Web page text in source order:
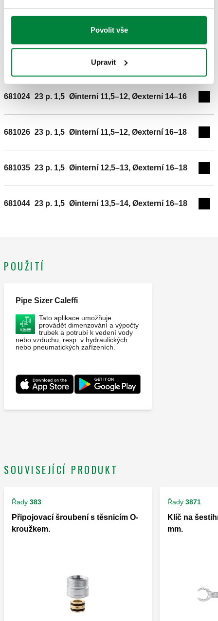
Povolit vše
Upravit
Øinterní 10,5–11, Øexterní 14–16
Øinterní 10,5–11, Øexterní 16–18
681024 23 p. 1,5 Øinterní 11,5–12, Øexterní 14–16
681026 23 p. 1,5 Øinterní 11,5–12, Øexterní 16–18
681035 23 p. 1,5 Øinterní 12,5–13, Øexterní 16–18
681044 23 p. 1,5 Øinterní 13,5–14, Øexterní 16–18
POUŽITÍ
Pipe Sizer Caleffi
Tato aplikace umožňuje
provádět dimenzování a výpočty
trubek a potrubí k vedení vody
nebo vzduchu, resp. v hydraulických
nebo pneumatických zařízeních.
SOUVISEJÍCÍ PRODUKT
Řady 383
Připojovací šroubení s těsnicím O-
kroužkem.
Řady 3871
Klíč na
mm.